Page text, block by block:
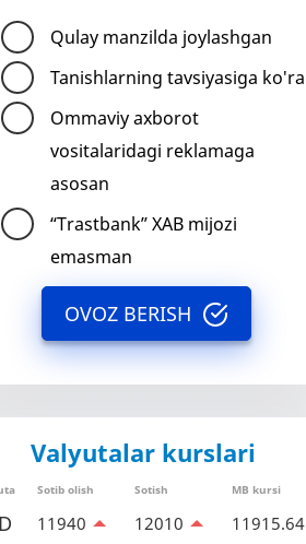
Qulay manzilda joylashgan
Tanishlarning tavsiyasiga ko'ra
Ommaviy axborot
vositalaridagi reklamaga
asosan
“Trastbank” XAB mijozi
emasman
OVOZ BERISH
Valyutalar kurslari
Sotib olish Sotish MB kursi
11940 12010 11915.64